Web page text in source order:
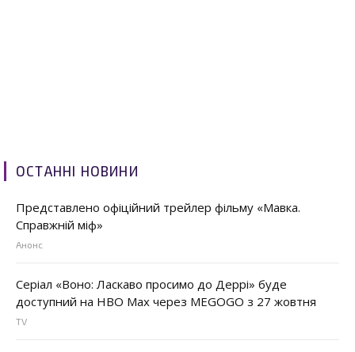
ОСТАННІ НОВИНИ
Представлено офіційний трейлер фільму «Мавка.
Справжній міф»
Анонс
Серіал «Воно: Ласкаво просимо до Деррі» буде
доступний на HBO Max через MEGOGO з 27 жовтня
TV